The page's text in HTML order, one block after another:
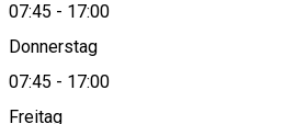
07:45 - 17:00
Donnerstag
07:45 - 17:00
Freitag